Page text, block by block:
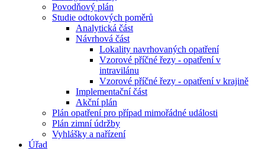
Povodňový plán
Studie odtokových poměrů
Analytická část
Návrhová část
Lokality navrhovaných opatření
Vzorové příčné řezy - opatření v
intravilánu
Vzorové příčné řezy - opatření v krajině
Implementační část
Akční plán
Plán opatření pro případ mimořádné události
Plán zimní údržby
Vyhlášky a nařízení
Úřad